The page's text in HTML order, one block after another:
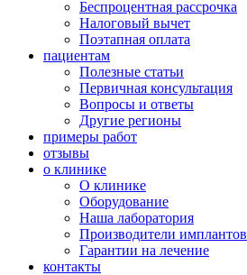
Беспроцентная рассрочка
Налоговый вычет
Поэтапная оплата
пациентам
Полезные статьи
Первичная консультация
Вопросы и ответы
Другие регионы
примеры работ
отзывы
о клинике
О клинике
Оборудование
Наша лаборатория
Производители имплантов
Гарантии на лечение
контакты